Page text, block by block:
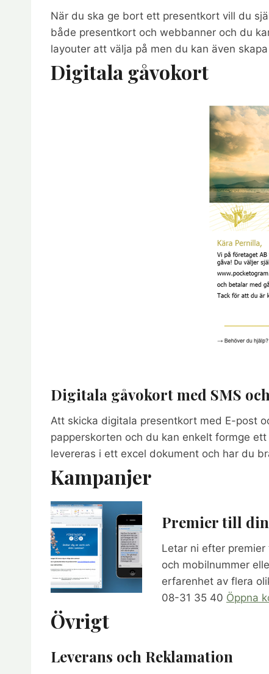
När du ska ge bort ett presentkort vill du
både presentkort och webbanner och du
layouter att välja på men du kan även
Digitala gåvokort
Digitala gåvokort med SMS
Att skicka digitala presentkort med E-post
papperskorten och du kan enkelt formge
levereras i ett excel dokument och har du
Kampanjer
Premier till
Letar ni efter
och mobilnummer
erfarenhet av flera
08-31 35 40 Öppna
Övrigt
Leverans och Reklamation